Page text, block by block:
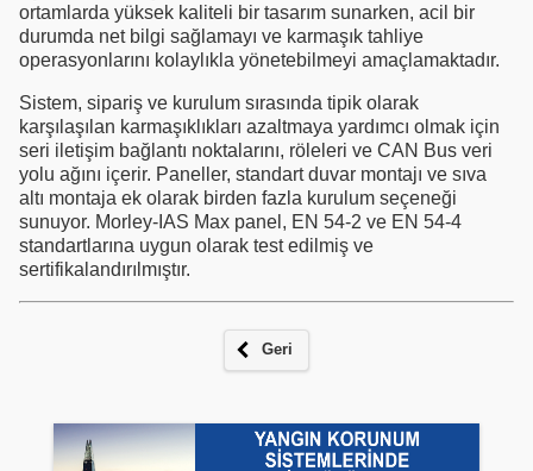
ortamlarda yüksek kaliteli bir tasarım sunarken, acil bir
durumda net bilgi sağlamayı ve karmaşık tahliye
operasyonlarını kolaylıkla yönetebilmeyi amaçlamaktadır.
Sistem, sipariş ve kurulum sırasında tipik olarak
karşılaşılan karmaşıklıkları azaltmaya yardımcı olmak için
seri iletişim bağlantı noktalarını, röleleri ve CAN Bus veri
yolu ağını içerir. Paneller, standart duvar montajı ve sıva
altı montaja ek olarak birden fazla kurulum seçeneği
sunuyor. Morley-IAS Max panel, EN 54-2 ve EN 54-4
standartlarına uygun olarak test edilmiş ve
sertifikalandırılmıştır.
Geri